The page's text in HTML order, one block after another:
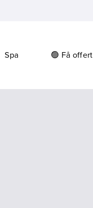
Spa 🟢 Få offert